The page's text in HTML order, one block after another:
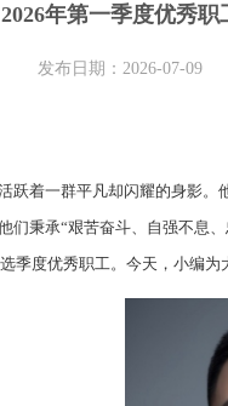
2026年第一季度优秀
发布日期：2026-07-09
跃着一群平凡却闪耀的身影
们秉承“艰苦奋斗、自强不息
季度优秀职工。今天，小编